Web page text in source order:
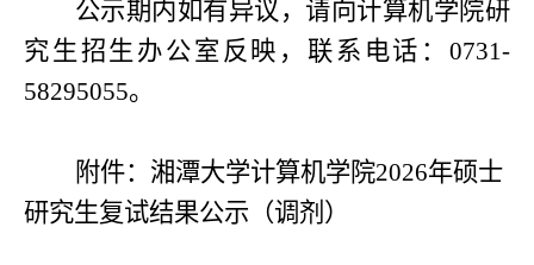
公示期内如有异议，请向计算机学院研
究生招生办公室反映 ， 联系电话 ：0731-
58295055。
附件：湘潭大学计算机学院2026年硕士
研究生复试结果公示（调剂）